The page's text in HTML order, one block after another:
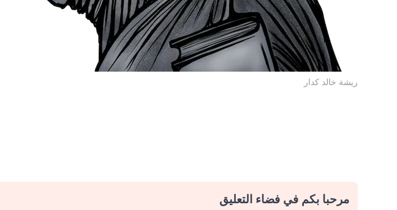
ريشة خالد كدار
مرحبا بكم في فضاء التعليق